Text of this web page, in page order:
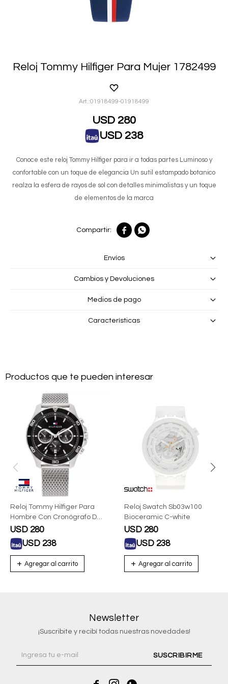
Reloj Tommy Hilfiger Para Mujer 1782499
01918499-01918499
USD 280
USD 238
Conoce este reloj Tommy Hilfiger para ir a todas partes Luminoso y
confortable con un toque de elegancia Un sutil estampado botanico
realza la esfera de rayos de sol con detalles minimalistas y un toque
de elementos de la marca
 
Envíos
Cambios y Devoluciones
Medios de pago
Características
Productos que te pueden interesar
Reloj Tommy Hilfiger Para
Hombre Con Cronógrafo De
Acero Inoxidable 1792092
USD 280
USD 238
Reloj Swatch Sb03w100
Bioceramic C-white
USD 280
USD 238
Newsletter
¡Suscribite y recibí todas nuestras novedades!
SUSCRIBIRME